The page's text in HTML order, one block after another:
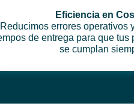
Eficiencia en
Reducimos errores operativos
de entrega para que tus
se cumplan